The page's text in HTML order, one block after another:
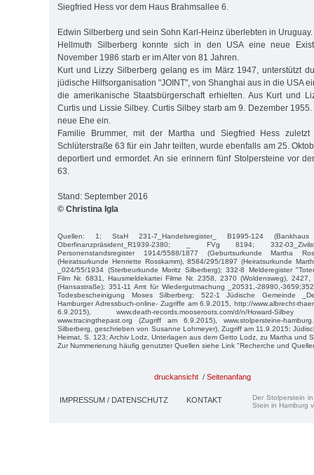
Siegfried Hess vor dem Haus Brahmsallee 6.
Edwin Silberberg und sein Sohn Karl-Heinz überlebten in Uruguay.
Hellmuth Silberberg konnte sich in den USA eine neue
November 1986 starb er im Alter von 81 Jahren.
Kurt und Lizzy Silberberg gelang es im März 1947, unterstützt
jüdische Hilfsorganisation "JOINT", von Shanghai aus in die USA
die amerikanische Staatsbürgerschaft erhielten. Aus Kurt und
Curtis und Lissie Silbey. Curtis Silbey starb am 9. Dezember
neue Ehe ein.
Familie Brummer, mit der Martha und Siegfried Hess
Schlüterstraße 63 für ein Jahr teilten, wurde ebenfalls am 25.
deportiert und ermordet. An sie erinnern fünf Stolpersteine vor
63.
Stand: September 2016
© Christina Igla
Quellen: 1; StaH 231-7_Handelsregister_ B1995-124 (Bankhaus
Oberfinanzpräsident_R1939-2380; _ FVg 8194; 332-
Personenstandsregister 1914/5588/1877 (Geburtsurkunde Martha
(Heiratsurkunde Henriette Rosskamm), 8584/295/1897 (Heiratsurkunde
_024/55/1934 (Sterbeurkunde Moritz Silberberg); 332-8 Melderegister
Film Nr. 6831, Hausmeldekartei Filme Nr. 2358, 2370 (Woldensweg),
(Hansastraße); 351-11 Amt für Wiedergutmachung _20531,-28980,-
Todesbescheinigung Moses Silberberg; 522-1 Jüdische Gemeinde
Hamburger Adressbuch-online- Zugriffe am 6.9.2015, http://www.albrecht-
6.9.2015), www.death-records.mooseroots.com/d/n/Howard-
www.tracingthepast.org (Zugriff am 6.9.2015), www.stolpersteine-
Silberberg, geschrieben von Susanne Lohmeyer), Zugriff am 11.9.2015;
Heimat, S. 123; Archiv Lodz, Unterlagen aus dem Getto Lodz, zu Martha und
Zur Nummerierung häufig genutzter Quellen siehe Link "Recherche und
druckansicht / Seitenanfang
IMPRESSUM / DATENSCHUTZ KONTAKT
Der Stolperstein
Stein in Hamburg